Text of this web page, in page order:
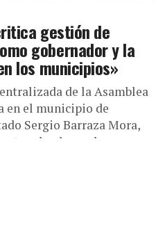
gestión de
gobernador y la
los municipios»
de la Asamblea
en el municipio de
Sergio Barraza Mora,
el gobernador...